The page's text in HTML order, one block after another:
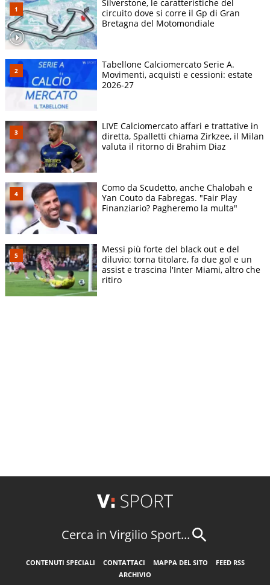
Silverstone, le caratteristiche del
circuito dove si corre il Gp di Gran
Bretagna del Motomondiale
Tabellone Calciomercato Serie A.
Movimenti, acquisti e cessioni: estate
2026-27
LIVE Calciomercato affari e trattative in
diretta, Spalletti chiama Zirkzee, il Milan
valuta il ritorno di Brahim Diaz
Como da Scudetto, anche Chalobah e
Yan Couto da Fabregas. "Fair Play
Finanziario? Pagheremo la multa"
Messi più forte del black out e del
diluvio: torna titolare, fa due gol e un
assist e trascina l'Inter Miami, altro che
ritiro
Cerca in Virgilio Sport...
CONTENUTI SPECIALI CONTATTACI MAPPA DEL SITO
FEED RSS
ARCHIVIO